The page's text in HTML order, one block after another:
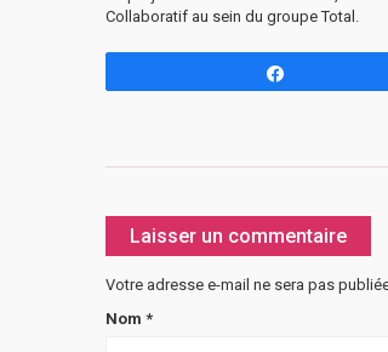
Collaboratif au sein du groupe Total.
Laisser un commentaire
Votre adresse e-mail ne sera pas
Nom *